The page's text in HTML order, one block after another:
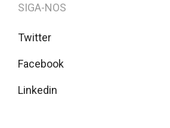
SIGA-NOS
Twitter
Facebook
Linkedin